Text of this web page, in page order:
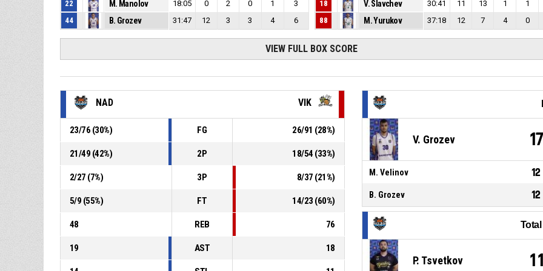
22 M. Manolov 18:05 0 2 0 1
3
44
B. Grozev 31:47 12 3 3 4 6
18 V. Slavchev 30:41 11 13 1
1
88
M. Yurukov 37:18 12 7 4 0
VIEW FULL BOX SCORE
NAD VIK
23/76 (30%) FG 26/91 (28%)
21/49 (42%) 2P 18/54 (33%)
2/27 (7%) 3P 8/37 (21%)
5/9 (55%) FT 14/23 (60%)
48 REB 76
19 AST 18
V. Grozev 17
M. Velinov 12
B. Grozev 12
P. Tsvetkov 11